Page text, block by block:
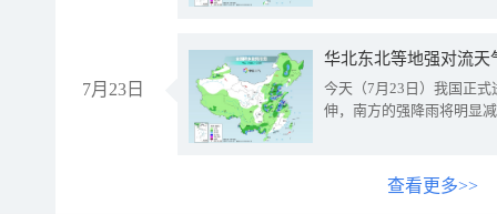
7月23日
华北东北等地强对流天
今天（7月23日）我国正
伸，南方的强降雨将明显
查看更多>>